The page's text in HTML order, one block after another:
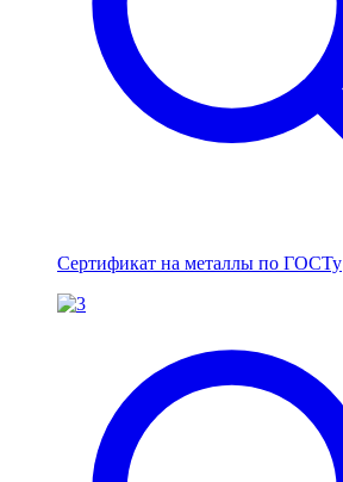
Сертификат на металлы по ГОСТу